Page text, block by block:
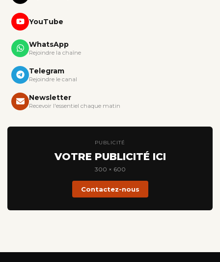
YouTube
WhatsApp
Rejoindre la chaîne
Telegram
Rejoindre le canal
Newsletter
Recevoir l'essentiel chaque matin
PUBLICITÉ
VOTRE PUBLICITÉ ICI
300 × 600
Contactez-nous